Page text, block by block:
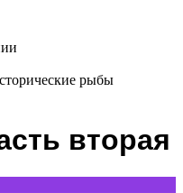
рыбы
вторая